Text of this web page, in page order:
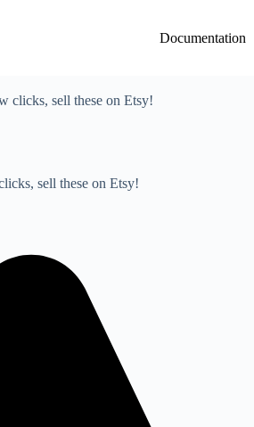
Documentation
sell these on Etsy!